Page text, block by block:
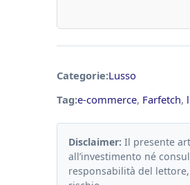
Categorie:Lusso
Tag:e-commerce, Farfetch,
Disclaimer: Il presente
all’investimento né
responsabilità del